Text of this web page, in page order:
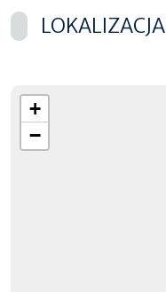
LOKALIZACJA
+
−